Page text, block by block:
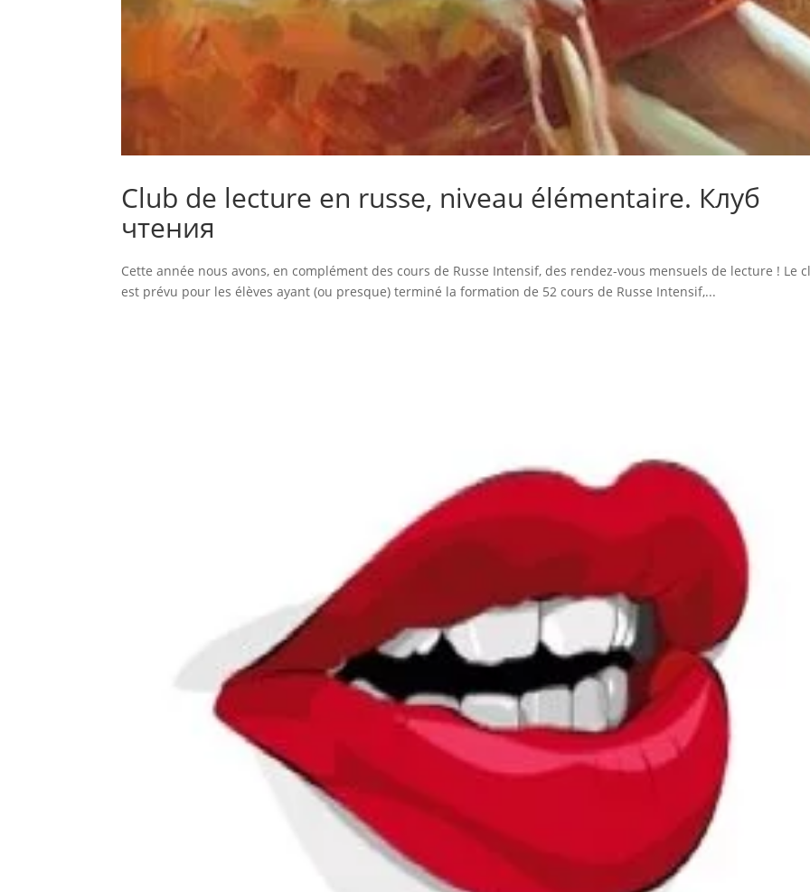
Club de lecture en russe, niveau élémentaire. Клуб
чтения
Cette année nous avons, en complément des cours de Russe Intensif, des rendez-vous mensuels de lecture ! Le
est prévu pour les élèves ayant (ou presque) terminé la formation de 52 cours de Russe Intensif,...